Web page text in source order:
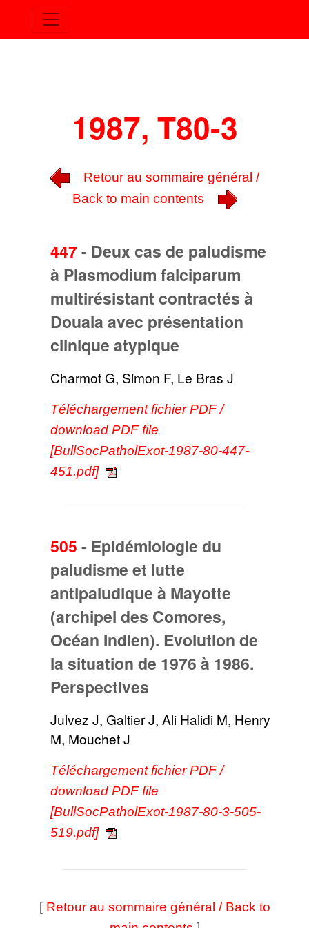
1987, T80-3
Retour au sommaire général /
Back to main contents
447- Deux cas de paludisme
à Plasmodium falciparum
multirésistant contractés à
Douala avec présentation
clinique atypique
Charmot G, Simon F, Le Bras J
Téléchargement fichier PDF /
download PDF file
[BullSocPatholExot-1987-80-447-
451.pdf]
505 - Epidémiologie du
paludisme et lutte
antipaludique à Mayotte
(archipel des Comores,
Océan Indien). Evolution de
la situation de 1976 à 1986.
Perspectives
Julvez J, Galtier J, Ali Halidi M, Henry
M, Mouchet J
Téléchargement fichier PDF /
download PDF file
[BullSocPatholExot-1987-80-3-505-
519.pdf]
[ Retour au sommaire général / Back to